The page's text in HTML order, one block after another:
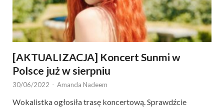
[AKTUALIZACJA] Koncert Sunmi w
Polsce już w sierpniu
30/06/2022 - Amanda Nadeem
Wokalistka ogłosiła trasę koncertową. Sprawdźcie